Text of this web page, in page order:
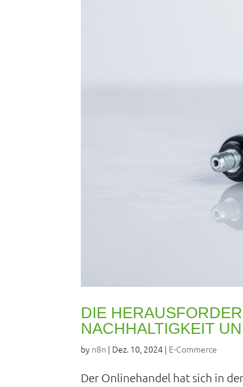
DIE
NACHHALTIGKEIT
by n8n | Dez. 10, 2024 | E-Commerce
Der Onlinehandel hat sich in